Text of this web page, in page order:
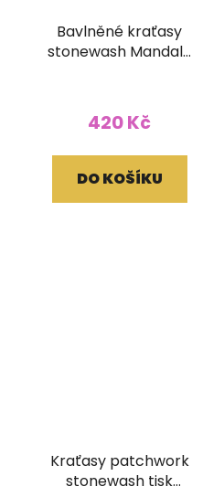
Bavlněné kraťasy
stonewash Mandala
420 Kč
DO KOŠÍKU
Kraťasy patchwork
stonewash tisk